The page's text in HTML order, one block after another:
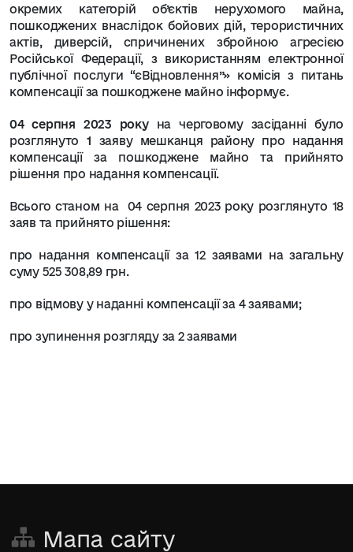
окремих категорій об’єктів нерухомого майна,
пошкоджених внаслідок бойових дій, терористичних
актів, диверсій, спричинених збройною агресією
Російської Федерації, з використанням електронної
публічної послуги “єВідновлення”» комісія з питань
компенсації за пошкоджене майно інформує.
04 серпня 2023 рокуна черговому засіданні було
розглянуто 1 заяву мешканця району про надання
компенсації за пошкоджене майно та прийнято
рішення про надання компенсації.
Всього станом на
04 серпня 2023 року розглянуто 18
заяв та прийнято рішення:
про надання компенсації за 12 заявами на загальну
суму 525 308,89 грн.
про відмову у наданні компенсації за 4 заявами;
про зупинення розгляду за 2 заявами
Мапа сайту